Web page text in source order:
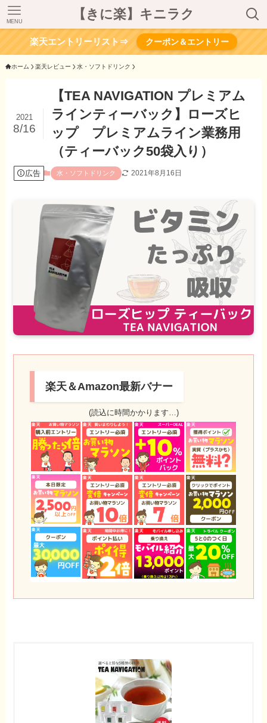
【きに楽】キニラク
MENU
楽天エントリーリスト⇒ クーポン＆エントリー
ホーム 楽天レビュー 水・ソフトドリンク
【TEA NAVIGATION プレミアム
ラインティーバック】ローズヒ
ップ プレミアムライン業務用
（ティーバック50袋入り）
2021
8/16
広告 水・ソフトドリンク 2021年8月16日
楽天＆Amazon最新バナー
(読込に時間かかります…)